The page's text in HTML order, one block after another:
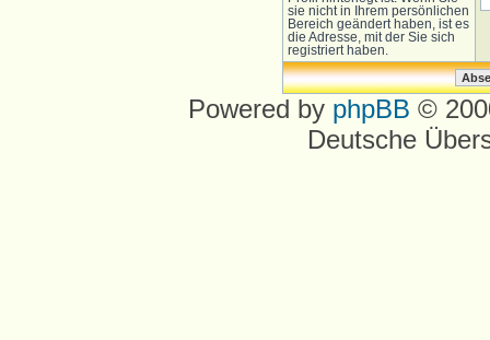
sie nicht in Ihrem persönlichen
Bereich geändert haben, ist es
die Adresse, mit der Sie sich
registriert haben.
Powered by phpBB ©
Deutsche